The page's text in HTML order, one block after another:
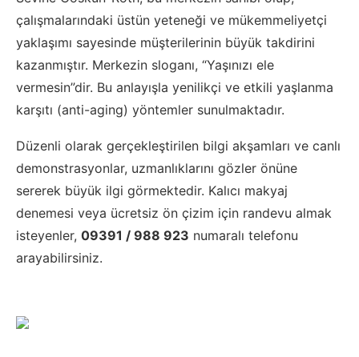
çalışmalarındaki üstün yeteneği ve mükemmeliyetçi
yaklaşımı sayesinde müşterilerinin büyük takdirini
kazanmıştır. Merkezin sloganı, “Yaşınızı ele
vermesin”dir. Bu anlayışla yenilikçi ve etkili yaşlanma
karşıtı (anti-aging) yöntemler sunulmaktadır.
Düzenli olarak gerçekleştirilen bilgi akşamları ve canlı
demonstrasyonlar, uzmanlıklarını gözler önüne
sererek büyük ilgi görmektedir. Kalıcı makyaj
denemesi veya ücretsiz ön çizim için randevu almak
isteyenler, 09391 / 988 923 numaralı telefonu
arayabilirsiniz.